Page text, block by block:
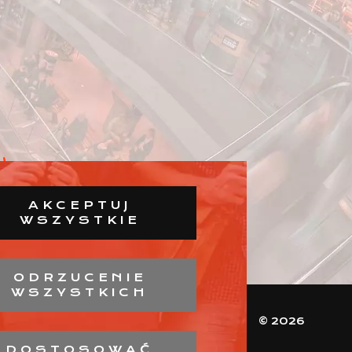
© 2026
AKCEPTUJ
WSZYSTKIE
ODRZUCENIE
WSZYSTKICH